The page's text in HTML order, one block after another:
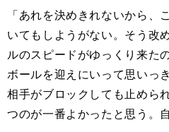
「あれを決めきれないから、
いてもしようがない。そう改
ルのスピードがゆっくり来た
ボールを迎えにいって思いっ
相手がブロックしても止めら
つのが一番よかったと思う。